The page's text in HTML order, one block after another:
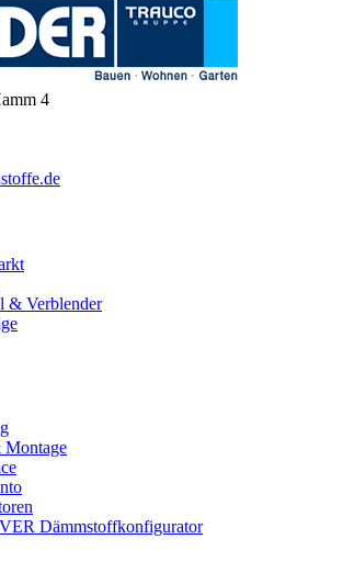
4
& Verblender
Dämmstoffkonfigurator